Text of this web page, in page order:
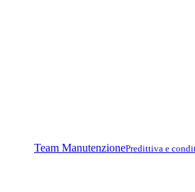
Team ManutenzionePredittiva e